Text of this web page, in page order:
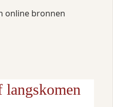
online bronnen
langskomen